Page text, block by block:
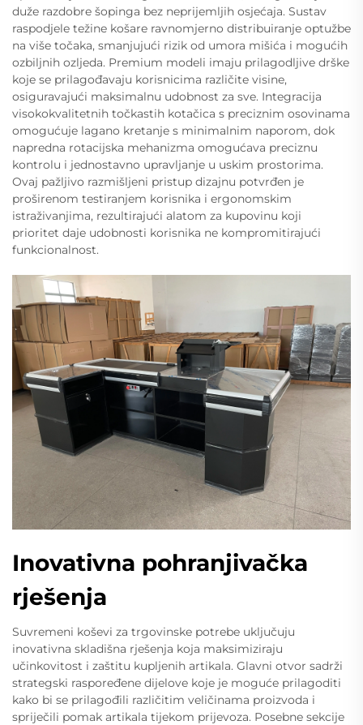
duže razdobre šopinga bez neprijemljih osjećaja. Sustav
raspodjele težine košare ravnomjerno distribuiranje optužbe
na više točaka, smanjujući rizik od umora mišića i mogućih
ozbiljnih ozljeda. Premium modeli imaju prilagodljive drške
koje se prilagođavaju korisnicima različite visine,
osiguravajući maksimalnu udobnost za sve. Integracija
visokokvalitetnih točkastih kotačica s preciznim osovinama
omogućuje lagano kretanje s minimalnim naporom, dok
napredna rotacijska mehanizma omogućava preciznu
kontrolu i jednostavno upravljanje u uskim prostorima.
Ovaj pažljivo razmišljeni pristup dizajnu potvrđen je
proširenom testiranjem korisnika i ergonomskim
istraživanjima, rezultirajući alatom za kupovinu koji
prioritet daje udobnosti korisnika ne kompromitirajući
funkcionalnost.
Inovativna pohranjivačka
rješenja
Suvremeni koševi za trgovinske potrebe uključuju
inovativna skladišna rješenja koja maksimiziraju
učinkovitost i zaštitu kupljenih artikala. Glavni otvor sadrži
strategski raspoređene dijelove koje je moguće prilagoditi
kako bi se prilagođili različitim veličinama proizvoda i
spriječili pomak artikala tijekom prijevoza. Posebne sekcije